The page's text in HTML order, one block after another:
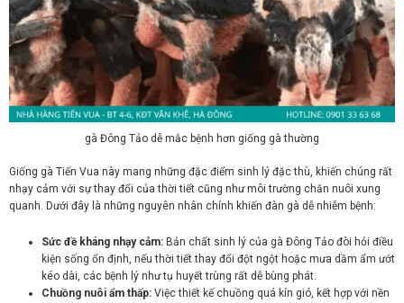
gà Đông Tảo dễ mắc bệnh hơn giống gà thường
Giống gà Tiến Vua này mang những đặc điểm sinh lý đặc thù, khiến chúng rất
nhạy cảm với sự thay đổi của thời tiết cũng như môi trường chăn nuôi xung
quanh. Dưới đây là những nguyên nhân chính khiến đàn gà dễ nhiễm bệnh:
Sức đề kháng nhạy cảm: Bản chất sinh lý của gà Đông Tảo đòi hỏi điều
kiện sống ổn định, nếu thời tiết thay đổi đột ngột hoặc mưa dầm ẩm ướt
kéo dài, các bệnh lý như tụ huyết trùng rất dễ bùng phát.
Chuồng nuôi ẩm thấp: Việc thiết kế chuồng quá kín gió, kết hợp với nền